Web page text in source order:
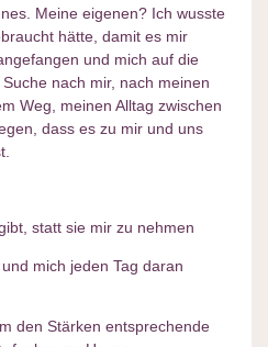
Meine eigenen? Ich wusste
hätte, damit es mir
und mich auf die
nach mir, nach meinen
Weg, meinen Alltag zwischen
dass es zu mir und uns
statt sie mir zu nehmen
mich jeden Tag daran
den Stärken entsprechende